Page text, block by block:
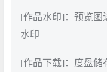
[作品水印]：预览图
水印
[作品下载]：度盘储